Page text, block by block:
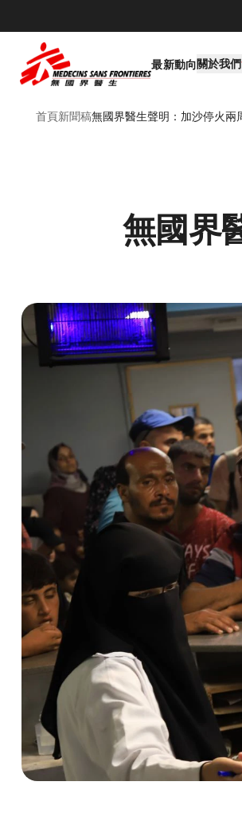
最新動向關於我們
首頁新聞稿無國界醫生聲明：加沙停火兩
無國界